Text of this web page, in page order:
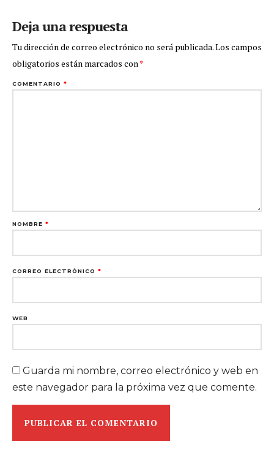
Deja una respuesta
Tu dirección de correo electrónico no será publicada.Los campos
obligatorios están marcados con*
COMENTARIO *
NOMBRE *
CORREO ELECTRÓNICO *
WEB
Guarda mi nombre, correo electrónico y web en
este navegador para la próxima vez que comente.